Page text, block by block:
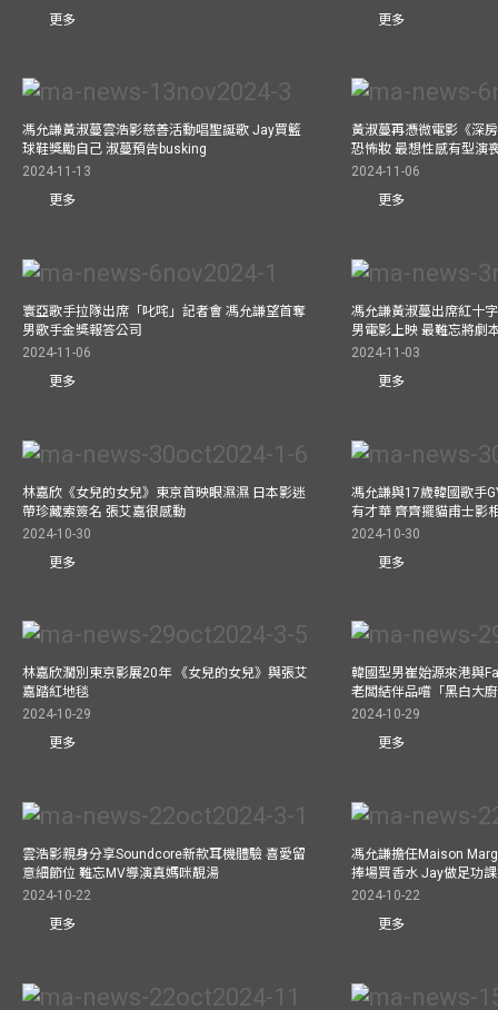
更多
更多
馮允謙黃淑蔓雲浩影慈善活動唱聖誕歌 Jay買籃
球鞋獎勵自己 淑蔓預告busking
2024-11-13
更多
黃淑蔓再憑微電影《深
恐怖妝 最想性感有型演
2024-11-06
更多
寰亞歌手拉隊出席「叱咤」記者會 馮允謙望首奪
男歌手金獎報答公司
2024-11-06
更多
馮允謙黃淑蔓出席紅十
男電影上映 最難忘將劇
2024-11-03
更多
林嘉欣《女兒的女兒》東京首映眼濕濕 日本影迷
帶珍藏索簽名 張艾嘉很感動
2024-10-30
更多
馮允謙與17歲韓國歌手
有才華 齊齊擺貓甫士影
2024-10-30
更多
林嘉欣濶別東京影展20年 《女兒的女兒》與張艾
嘉踏紅地毯
2024-10-29
更多
韓國型男崔始源來港與
老闆結伴品嚐「黑白大
2024-10-29
更多
雲浩影親身分享Soundcore新款耳機體驗 喜愛留
意細節位 難忘MV導演真媽咪靚湯
2024-10-22
更多
馮允謙擔任Maison
捧場買香水 Jay做足功
2024-10-22
更多